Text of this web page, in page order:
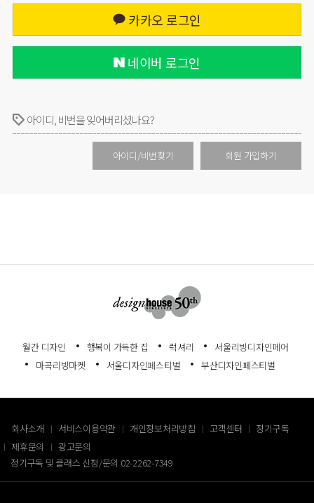
카카오 로그인
네이버 로그인
아이디, 비번을 잊어버리셨나요?
회원 가입하기
아이디/비번찾기
월간 디자인 행복이 가득한 집 럭셔리
서울리빙디자인페어
마곡리빙마켓
서울디자인페스티벌 부산디자인페스티벌
회사소개 서비스이용약관 개인정보처리방침 고객센터
정기구독
제휴문의
광고문의
정기구독 및 클래스 신청/문의 02-2262-7349